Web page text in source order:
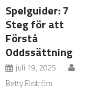
Spelguider: 7
Steg för att
Förstå
Oddssättning
juli 19, 2025
Betty Ekström